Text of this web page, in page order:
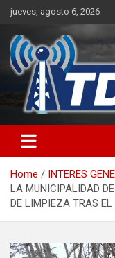
Skip
content
jueves, agosto 6, 2026
Home
INTERES
LA MUNICIPALIDAD
DE LIMPIEZA TRAS EL